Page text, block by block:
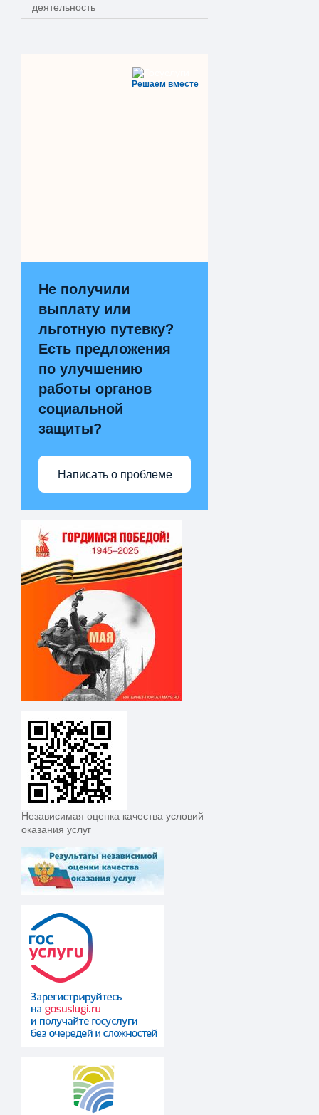
деятельность
Решаем вместе
Не получили
выплату или
льготную путевку?
Есть предложения
по улучшению
работы органов
социальной
защиты?
Написать о проблеме
Независимая оценка качества условий
оказания услуг